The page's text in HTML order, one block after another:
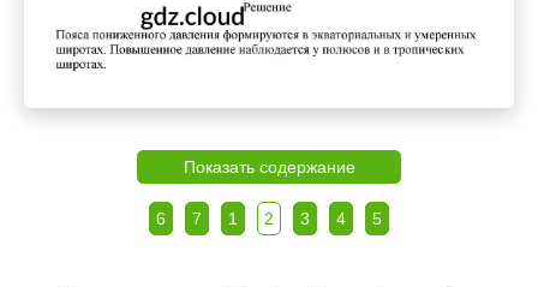
Показать содержание
6 7 1 2 3 4 5